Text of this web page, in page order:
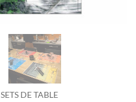
SETS DE TABLE